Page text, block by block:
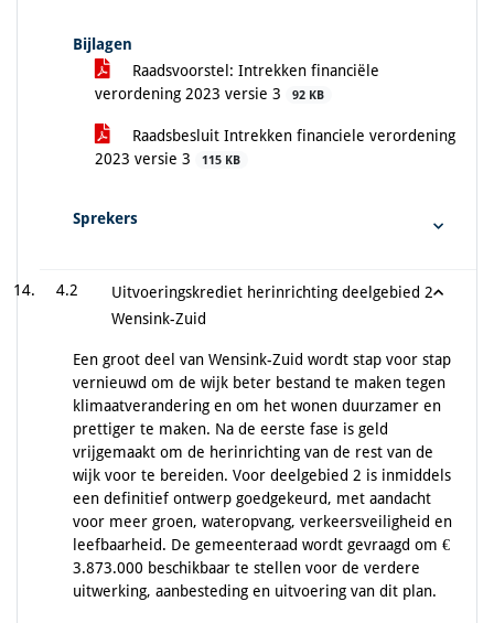
Bijlagen
Raadsvoorstel: Intrekken financiële
verordening 2023 versie 3
92 KB
Raadsbesluit Intrekken financiele verordening
2023 versie 3
115 KB
Sprekers
4.2
Uitvoeringskrediet herinrichting deelgebied 2
Wensink-Zuid
Een groot deel van Wensink-Zuid wordt stap voor stap
vernieuwd om de wijk beter bestand te maken tegen
klimaatverandering en om het wonen duurzamer en
prettiger te maken. Na de eerste fase is geld
vrijgemaakt om de herinrichting van de rest van de
wijk voor te bereiden. Voor deelgebied 2 is inmiddels
een definitief ontwerp goedgekeurd, met aandacht
voor meer groen, wateropvang, verkeersveiligheid en
leefbaarheid. De gemeenteraad wordt gevraagd om €
3.873.000 beschikbaar te stellen voor de verdere
uitwerking, aanbesteding en uitvoering van dit plan.